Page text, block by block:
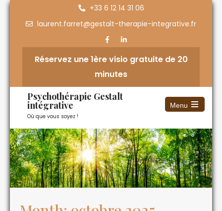
+33 6 12 14 31 06
laurent.farret@gestalt-therapie-integrative.fr
Réservez une 1ère visio gratuite de 20
minutes
Psychothérapie Gestalt
intégrative
Où que vous soyez !
Menu